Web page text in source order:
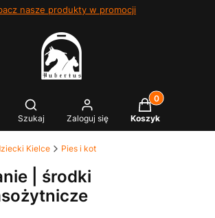
nasze produkty w promocji
Otwórz wyszukiwarkę
Szukaj Zaloguj się
Produkty w
Koszyk
Kielce Pies i kot
| środki